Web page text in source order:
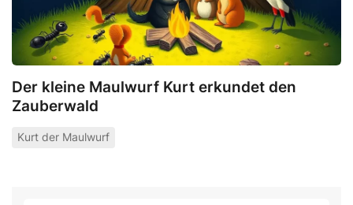
Der kleine Maulwurf Kurt erkundet den
Zauberwald
Kurt der Maulwurf